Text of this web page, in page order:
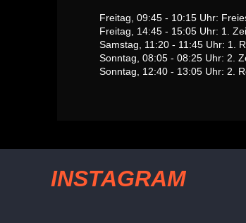
Freitag, 09:45 - 10:15 Uhr:
Freitag, 14:45 - 15:05 Uhr: 1.
Samstag, 11:20 - 11:45 Uhr: 1.
Sonntag, 08:05 - 08:25 Uhr: 2.
Sonntag, 12:40 - 13:05 Uhr: 2.
INSTAGRAM